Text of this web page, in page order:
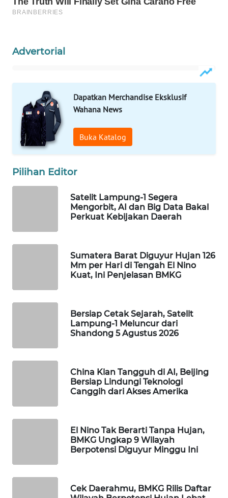
Advertorial
Dapatkan Merchandise Eksklusif
Wahana News
Buka Katalog
Pilihan Editor
Satelit Lampung-1 Segera
Mengorbit, AI dan Big Data Bakal
Perkuat Kebijakan Daerah
Sumatera Barat Diguyur Hujan 126
Mm per Hari di Tengah El Nino
Kuat, Ini Penjelasan BMKG
Bersiap Cetak Sejarah, Satelit
Lampung-1 Meluncur dari
Shandong 5 Agustus 2026
China Kian Tangguh di AI, Beijing
Bersiap Lindungi Teknologi
Canggih dari Akses Amerika
El Nino Tak Berarti Tanpa Hujan,
BMKG Ungkap 9 Wilayah
Berpotensi Diguyur Minggu Ini
Cek Daerahmu, BMKG Rilis Daftar
WAHANA
WAHANA
WAHANA
TRAVEL
WAHANA
TV
WAHANANEWS
WAHANANEWS
SPORT
PERSONA